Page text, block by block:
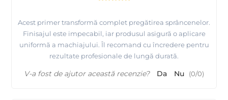
Acest primer transformă complet pregătirea sprâncenelor.
Finisajul este impecabil, iar produsul asigură o aplicare
uniformă a machiajului. Îl recomand cu încredere pentru
rezultate profesionale de lungă durată.
V-a fost de ajutor această recenzie? Da Nu (0/0)